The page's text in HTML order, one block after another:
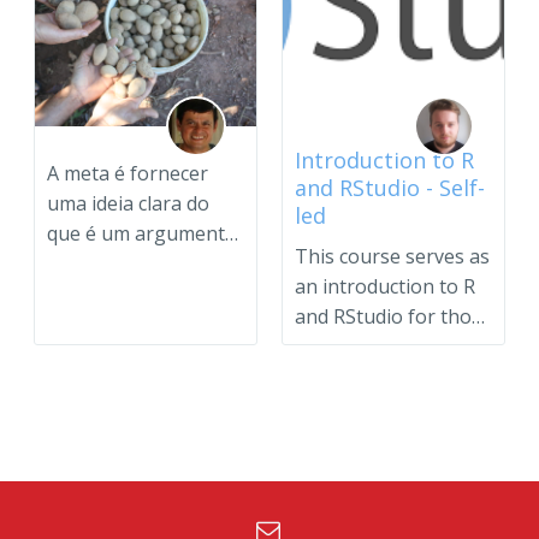
A meta é fornecer
uma ideia clara do
que é um argumento
Introduction to R
and RStudio - Self-
led
This course serves as
an introduction to R
and RStudio for those
interested in s...